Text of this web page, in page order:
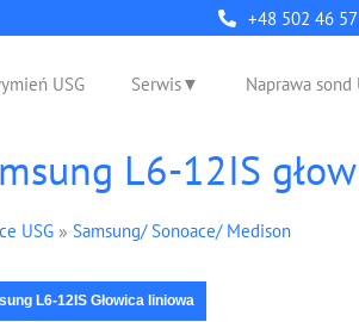
+48 502 46
USG Serwis Naprawa sond
L6-12IS
USG » Samsung/ Sonoace/ Medison
L6-12IS Głowica liniowa